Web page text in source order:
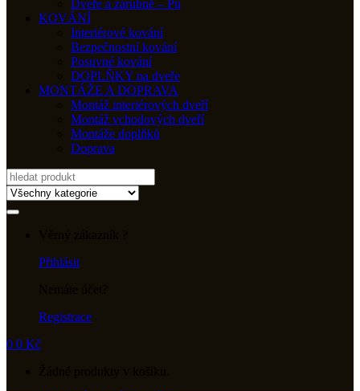
Dveře a zárubně – Pú
KOVÁNÍ
Interiérové kování
Bezpečnostní kování
Posuvné kování
DOPLŇKY na dveře
MONTÁŽE A DOPRAVA
Montáž interiérových dveří
Montáž vchodových dveří
Montáže doplňků
Doprava
Search
for:
Přihlásit
Registrace
0 0 Kč